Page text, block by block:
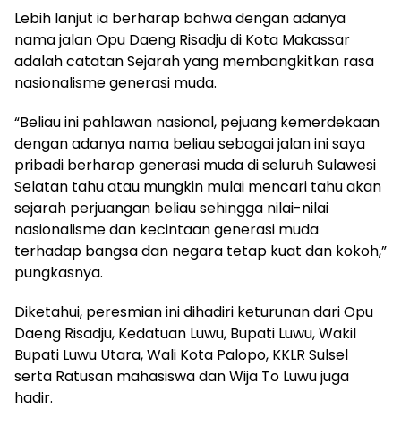
Lebih lanjut ia berharap bahwa dengan adanya
nama jalan Opu Daeng Risadju di Kota Makassar
adalah catatan Sejarah yang membangkitkan rasa
nasionalisme generasi muda.
“Beliau ini pahlawan nasional, pejuang kemerdekaan
dengan adanya nama beliau sebagai jalan ini saya
pribadi berharap generasi muda di seluruh Sulawesi
Selatan tahu atau mungkin mulai mencari tahu akan
sejarah perjuangan beliau sehingga nilai-nilai
nasionalisme dan kecintaan generasi muda
terhadap bangsa dan negara tetap kuat dan kokoh,”
pungkasnya.
Diketahui, peresmian ini dihadiri keturunan dari Opu
Daeng Risadju, Kedatuan Luwu, Bupati Luwu, Wakil
Bupati Luwu Utara, Wali Kota Palopo, KKLR Sulsel
serta Ratusan mahasiswa dan Wija To Luwu juga
hadir.